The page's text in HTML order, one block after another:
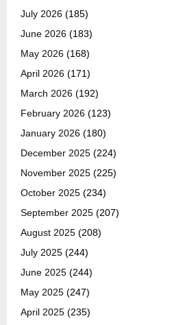
July 2026 (185)
June 2026 (183)
May 2026 (168)
April 2026 (171)
March 2026 (192)
February 2026 (123)
January 2026 (180)
December 2025 (224)
November 2025 (225)
October 2025 (234)
September 2025 (207)
August 2025 (208)
July 2025 (244)
June 2025 (244)
May 2025 (247)
April 2025 (235)